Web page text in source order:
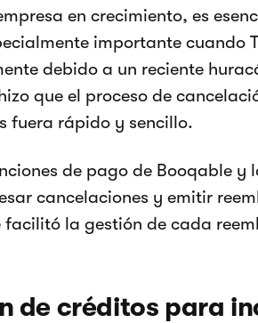
en crecimiento, es
importante cuando
debido a un reciente
que el proceso de
fuera rápido y sencillo.
de pago de Booqable
cancelaciones y emitir
facilitó la gestión de cada
de créditos para